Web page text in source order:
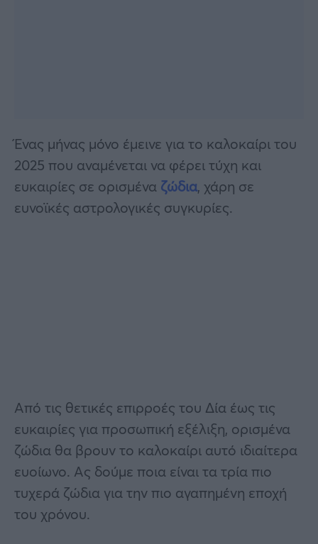
Ένας μήνας μόνο έμεινε για το καλοκαίρι του
2025 που αναμένεται να φέρει τύχη και
ευκαιρίες σε ορισμένα ζώδια, χάρη σε
ευνοϊκές αστρολογικές συγκυρίες.
Από τις θετικές επιρροές του Δία έως τις
ευκαιρίες για προσωπική εξέλιξη, ορισμένα
ζώδια θα βρουν το καλοκαίρι αυτό ιδιαίτερα
ευοίωνο. Ας δούμε ποια είναι τα τρία πιο
τυχερά ζώδια για την πιο αγαπημένη εποχή
του χρόνου.